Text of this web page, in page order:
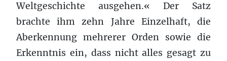
Weltgeschichte ausgehen.« Der Satz
brachte ihm zehn Jahre Einzelhaft, die
Aberkennung mehrerer Orden sowie die
Erkenntnis ein, dass nicht alles gesagt zu